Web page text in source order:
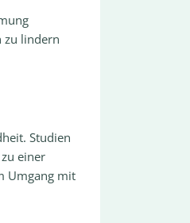
zu lindern
Studien
einer
Umgang mit